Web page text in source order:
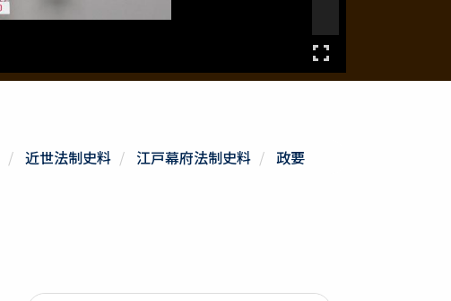
近世法制史料 江戸幕府法制史料 政要